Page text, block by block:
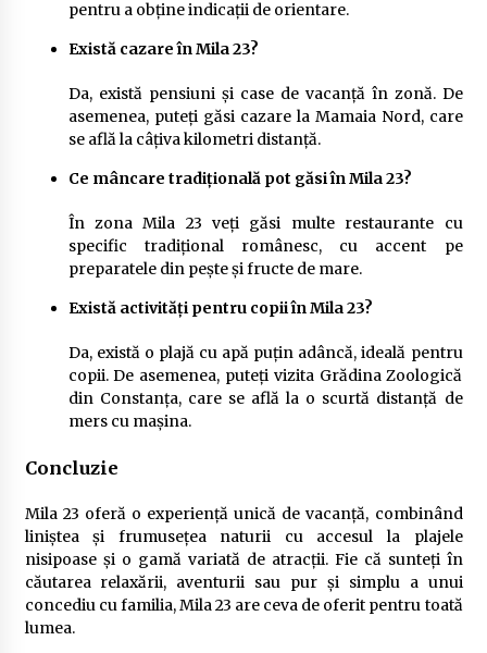
pentru a obține indicații de orientare.
Există cazare în Mila 23?
Da, există pensiuni și case de vacanță în zonă. De
asemenea, puteți găsi cazare la Mamaia Nord, care
se află la câțiva kilometri distanță.
Ce mâncare tradițională pot găsi în Mila 23?
În zona Mila 23 veți găsi multe restaurante cu
specific tradițional românesc, cu accent pe
preparatele din pește și fructe de mare.
Există activități pentru copii în Mila 23?
Da, există o plajă cu apă puțin adâncă, ideală pentru
copii. De asemenea, puteți vizita Grădina Zoologică
din Constanța, care se află la o scurtă distanță de
mers cu mașina.
Concluzie
Mila 23 oferă o experiență unică de vacanță, combinând
liniștea și frumusețea naturii cu accesul la plajele
nisipoase și o gamă variată de atracții. Fie că sunteți în
căutarea relaxării, aventurii sau pur și simplu a unui
concediu cu familia, Mila 23 are ceva de oferit pentru toată
lumea.